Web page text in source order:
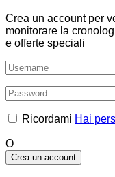
Crea un account per
monitorare la
e offerte speciali
Ricordami Hai
O
Crea un account